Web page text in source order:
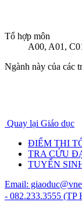
Tổ hợp môn
A00, A01,
Ngành này của các
Quay lại Giáo dục
ĐIỂM THI
TRA CỨU
TUYỂN
Email:
- 082.233.3555 (TP